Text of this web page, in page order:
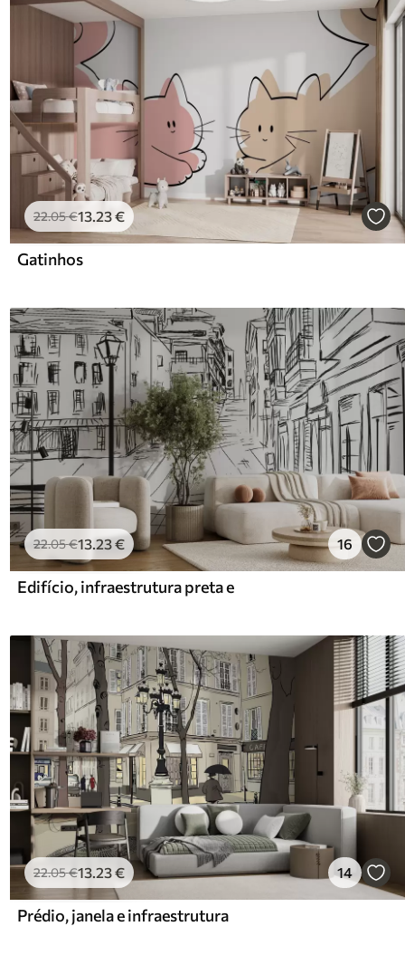
22.05€13.23€
Gatinhos
22.05€13.23€ 16
Edifício, infraestrutura preta e
22.05€13.23€ 14
Prédio, janela e infraestrutura